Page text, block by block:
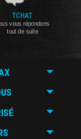
TCHAT
vous répondons
tout de suite